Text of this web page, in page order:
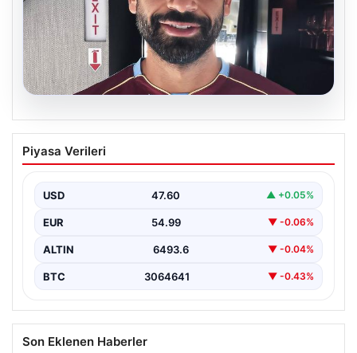
Mohamed Salah daha maça çıkmadan
Victor Osimhen’i solladı!
Piyasa Verileri
USD 47.60 ▲ +0.05%
EUR 54.99 ▼ -0.06%
ALTIN 6493.6 ▼ -0.04%
BTC 3064641 ▼ -0.43%
Son Eklenen Haberler